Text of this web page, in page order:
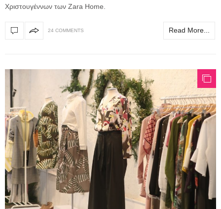
Χριστουγέννων των Zara Home.
24 COMMENTS Read More...